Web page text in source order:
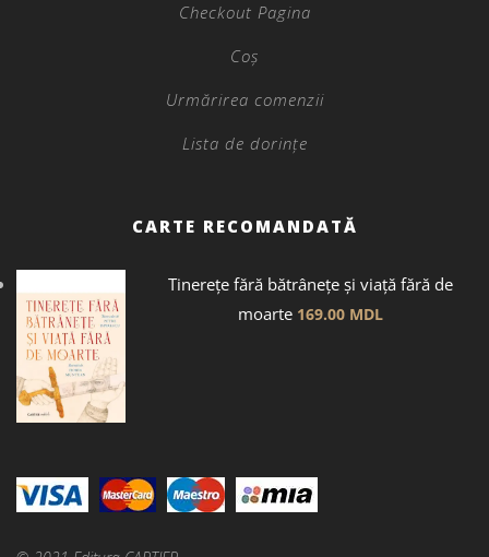
Checkout Pagina
Coș
Urmărirea comenzii
Lista de dorințe
CARTE RECOMANDATĂ
Tinerețe fără bătrânețe și viață fără de
moarte 169.00 MDL